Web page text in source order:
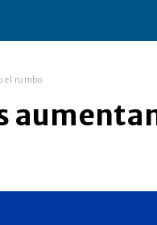
el rumbo